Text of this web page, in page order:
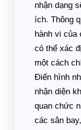
nhận dạng
ích. Thông
hành vi của
có thể xác
một cách
Điển hình
nhận diện
quan chức
các sân